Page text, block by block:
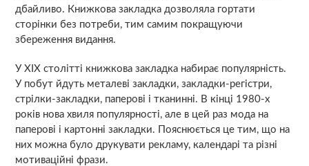
дбайливо. Книжкова закладка дозволяла гортати
сторінки без потреби, тим самим покращуючи
збереження видання.
У XIX столітті книжкова закладка набирає популярність.
У побут йдуть металеві закладки, закладки-регістри,
стрілки-закладки, паперові і тканинні. В кінці 1980-х
років нова хвиля популярності, але в цей раз мода на
паперові і картонні закладки. Пояснюється це тим, що на
них можна було друкувати рекламу, календарі та різні
мотиваційні фрази.